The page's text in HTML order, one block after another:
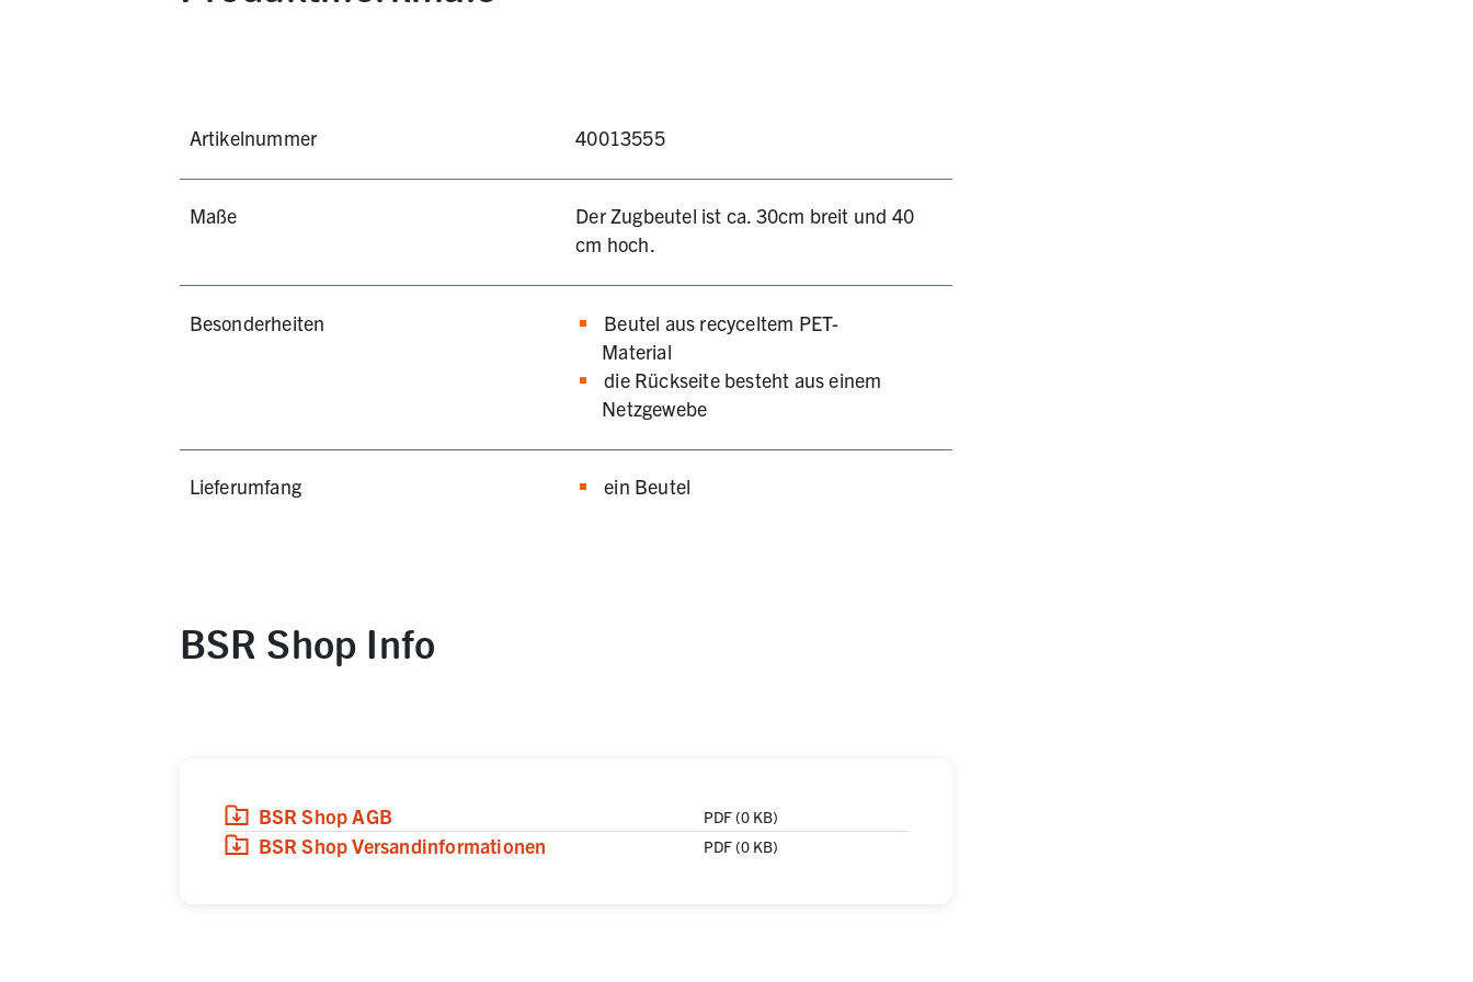
Artikelnummer 40013555
Maße
Der Zugbeutel ist ca. 30cm breit und 40
cm hoch.
Besonderheiten
Beutel aus recyceltem PET-
Material
die Rückseite besteht aus einem
Netzgewebe
Lieferumfang ein Beutel
BSR Shop Info
BSR Shop AGB
(Download,PDF,0 KB
(öffnet in neuem Tab) PDF(0 KB)
BSR Shop Versandinformationen
(Download,PDF,0 KB)
(öffnet in neuem Tab) PDF(0 KB)